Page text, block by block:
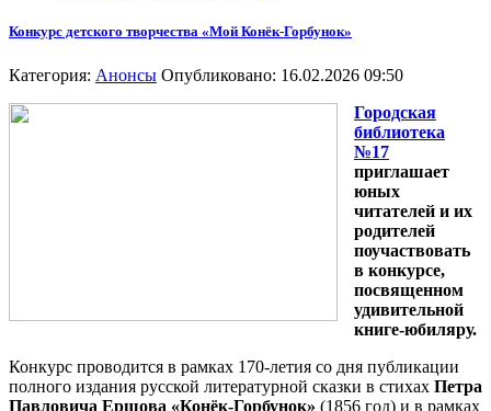
Конкурс детского творчества «Мой Конёк-Горбунок»
Категория: Анонсы Опубликовано: 16.02.2026 09:50
Городская
библиотека
№17
приглашает
юных
читателей и их
родителей
поучаствовать
в конкурсе,
посвященном
удивительной
книге-юбиляру.
Конкурс проводится в рамках 170-летия со дня публикации
полного издания русской литературной сказки в стихах Петра
Павловича Ершова «Конёк-Горбунок» (1856 год) и в рамках